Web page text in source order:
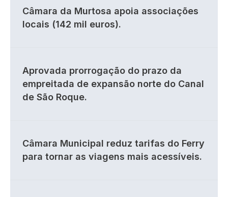
Câmara da Murtosa apoia associações
locais (142 mil euros).
Aprovada prorrogação do prazo da
empreitada de expansão norte do Canal
de São Roque.
Câmara Municipal reduz tarifas do Ferry
para tornar as viagens mais acessíveis.